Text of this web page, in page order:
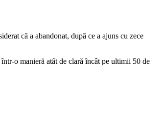
că a abandonat, după ce a ajuns cu zece
o manieră atât de clară încât pe ultimii 50 de